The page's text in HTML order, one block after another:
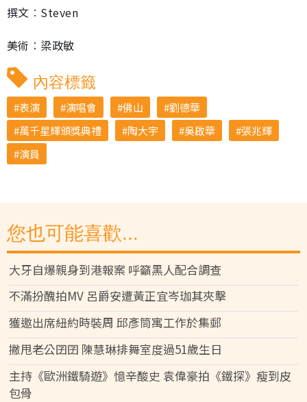
撰文︰Steven
美術︰梁政敏
內容標籤
表演 演唱會 佛山
劉德華
萬千星輝頒獎典禮
陶大宇 吳啟華
張兆輝
演員
您也可能喜歡...
大牙自爆親身到港報案 呼籲黑人配合調查
不滿扮醜拍MV 呂爵安遭黃正宜岑珈其夾擊
獲邀出席紐約時裝周 邱彥筒寓工作於集郵
撇甩老公囝囝 陳慧琳排舞室度過51歲生日
主持《歐洲鐵騎遊》憶辛酸史 袁偉豪拍《鐵探》瘦到皮
包骨